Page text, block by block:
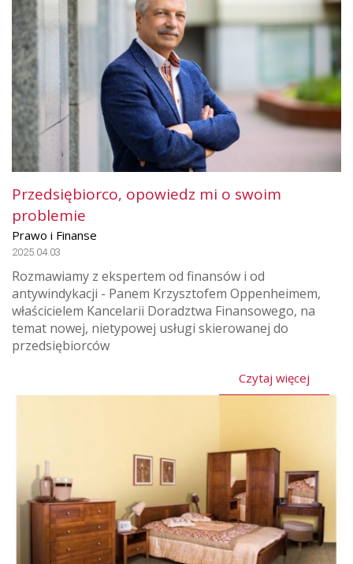
Przedsiębiorco, opowiedz mi o swoim
problemie
Prawo i Finanse
2025.04.03
Rozmawiamy z ekspertem od finansów i od
antywindykacji - Panem Krzysztofem Oppenheimem,
właścicielem Kancelarii Doradztwa Finansowego, na
temat nowej, nietypowej usługi skierowanej do
przedsiębiorców
Czytaj więcej